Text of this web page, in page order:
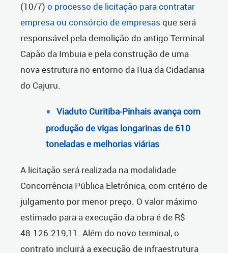
(10/7) o processo de licitação para contratar
empresa ou consórcio de empresas que será
responsável pela demolição do antigo Terminal
Capão da Imbuia e pela construção de uma
nova estrutura no entorno da Rua da Cidadania
do Cajuru.
Viaduto Curitiba-Pinhais avança com
produção de vigas longarinas de 610
toneladas e melhorias viárias
A licitação será realizada na modalidade
Concorrência Pública Eletrônica, com critério de
julgamento por menor preço. O valor máximo
estimado para a execução da obra é de R$
48.126.219,11. Além do novo terminal, o
contrato incluirá a execução de infraestrutura